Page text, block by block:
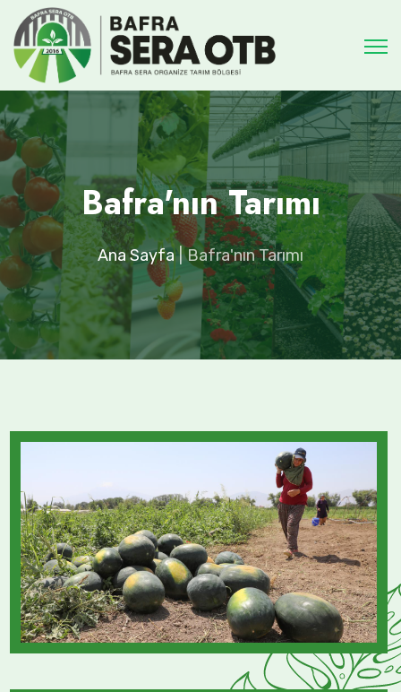
Bafra'nın Tarımı
Ana Sayfa Bafra'nın Tarımı